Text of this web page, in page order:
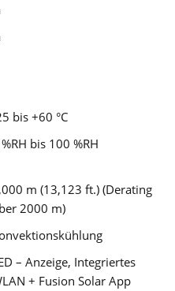
bis +60 °C
bis 100 %RH
m (13,123 ft.) (Derating
2000 m)
– Anzeige, Integriertes
+ Fusion Solar App